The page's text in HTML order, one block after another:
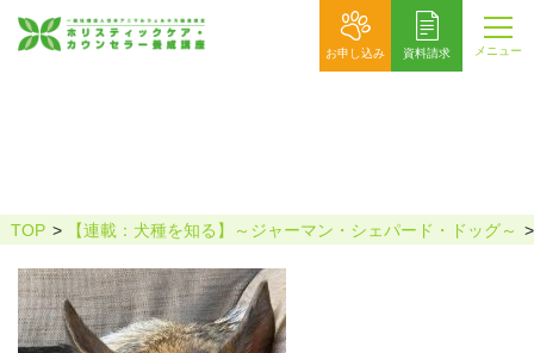
お申し込み 資料請求 メニュー
TOP 【連載：犬種を知る】～ジャーマン・シェパード・ドッグ～